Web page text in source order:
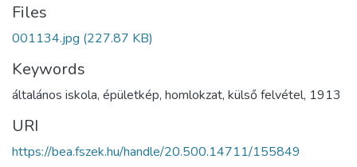
Files
001134.jpg (227.87 KB)
Keywords
általános iskola, épületkép, homlokzat, külső felvétel, 1913
URI
https://bea.fszek.hu/handle/20.500.14711/155849